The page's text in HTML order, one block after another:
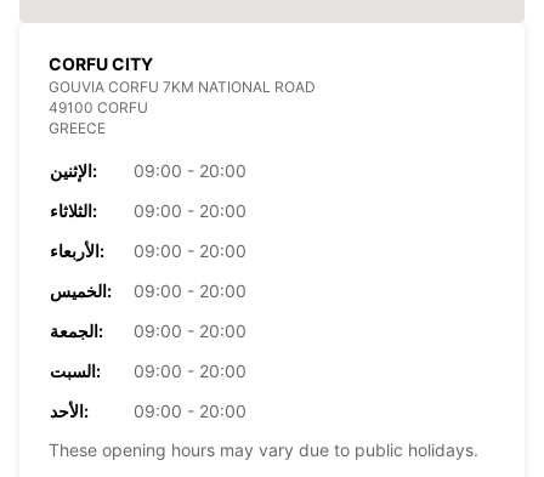
CORFU CITY
GOUVIA CORFU 7KM NATIONAL ROAD
49100 CORFU
GREECE
الإثنين:
09:00 - 20:00
الثلاثاء:
09:00 - 20:00
الأربعاء:
09:00 - 20:00
الخميس:
09:00 - 20:00
الجمعة:
09:00 - 20:00
السبت:
09:00 - 20:00
الأحد:
09:00 - 20:00
These opening hours may vary due to public holidays.